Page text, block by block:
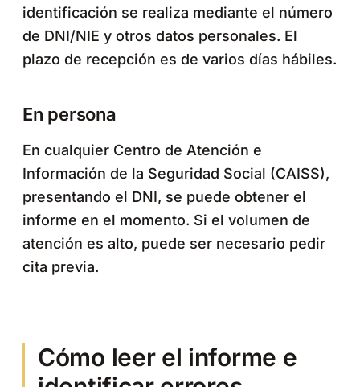
identificación se realiza mediante el número
de DNI/NIE y otros datos personales. El
plazo de recepción es de varios días hábiles.
En persona
En cualquier Centro de Atención e
Información de la Seguridad Social (CAISS),
presentando el DNI, se puede obtener el
informe en el momento. Si el volumen de
atención es alto, puede ser necesario pedir
cita previa.
Cómo leer el informe e